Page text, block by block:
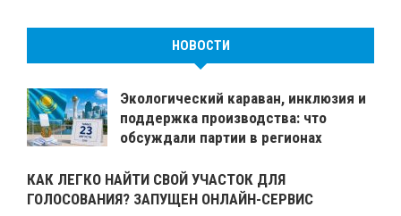
НОВОСТИ
Экологический караван, инклюзия и
поддержка производства: что
обсуждали партии в регионах
КАК ЛЕГКО НАЙТИ СВОЙ УЧАСТОК ДЛЯ
ГОЛОСОВАНИЯ? ЗАПУЩЕН ОНЛАЙН-СЕРВИС